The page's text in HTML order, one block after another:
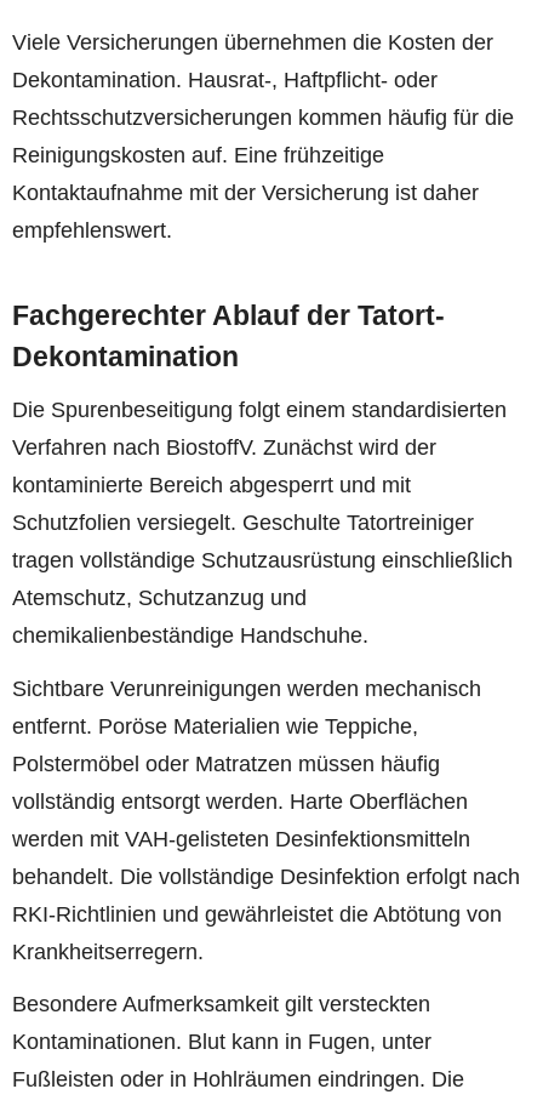
Viele Versicherungen übernehmen die Kosten der
Dekontamination. Hausrat-, Haftpflicht- oder
Rechtsschutzversicherungen kommen häufig für die
Reinigungskosten auf. Eine frühzeitige
Kontaktaufnahme mit der Versicherung ist daher
empfehlenswert.
Fachgerechter Ablauf der Tatort-
Dekontamination
Die Spurenbeseitigung folgt einem standardisierten
Verfahren nach BiostoffV. Zunächst wird der
kontaminierte Bereich abgesperrt und mit
Schutzfolien versiegelt. Geschulte Tatortreiniger
tragen vollständige Schutzausrüstung einschließlich
Atemschutz, Schutzanzug und
chemikalienbeständige Handschuhe.
Sichtbare Verunreinigungen werden mechanisch
entfernt. Poröse Materialien wie Teppiche,
Polstermöbel oder Matratzen müssen häufig
vollständig entsorgt werden. Harte Oberflächen
werden mit VAH-gelisteten Desinfektionsmitteln
behandelt. Die vollständige Desinfektion erfolgt nach
RKI-Richtlinien und gewährleistet die Abtötung von
Krankheitserregern.
Besondere Aufmerksamkeit gilt versteckten
Kontaminationen. Blut kann in Fugen, unter
Fußleisten oder in Hohlräumen eindringen. Die